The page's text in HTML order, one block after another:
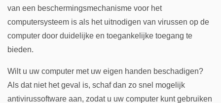
van een beschermingsmechanisme voor het
computersysteem is als het uitnodigen van virussen op de
computer door duidelijke en toegankelijke toegang te
bieden.
Wilt u uw computer met uw eigen handen beschadigen?
Als dat niet het geval is, schaf dan zo snel mogelijk
antivirussoftware aan, zodat u uw computer kunt gebruiken